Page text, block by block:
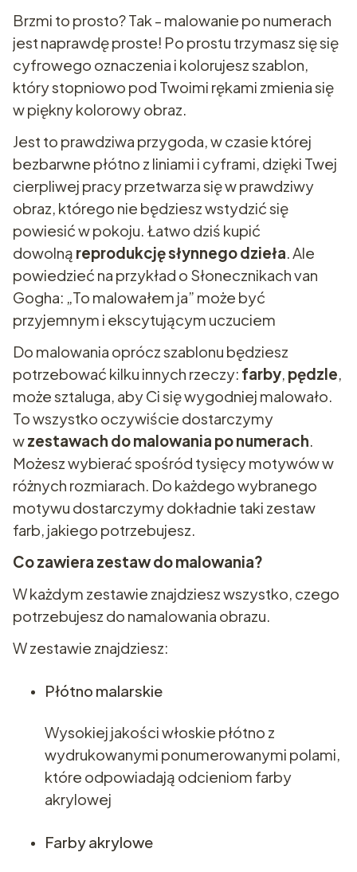
Brzmi to prosto? Tak - malowanie po numerach
jest naprawdę proste! Po prostu trzymasz się się
cyfrowego oznaczenia i kolorujesz szablon,
który stopniowo pod Twoimi rękami zmienia się
w piękny kolorowy obraz.
Jest to prawdziwa przygoda, w czasie której
bezbarwne płótno z liniami i cyframi, dzięki Twej
cierpliwej pracy przetwarza się w prawdziwy
obraz, którego nie będziesz wstydzić się
powiesić w pokoju. Łatwo dziś kupić
dowolną reprodukcję słynnego dzieła. Ale
powiedzieć na przykład o Słonecznikach van
Gogha: „To malowałem ja” może być
przyjemnym i ekscytującym uczuciem
Do malowania oprócz szablonu będziesz
potrzebować kilku innych rzeczy: farby, pędzle,
może sztaluga, aby Ci się wygodniej malowało.
To wszystko oczywiście dostarczymy
wzestawach do malowania po numerach.
Możesz wybierać spośród tysięcy motywów w
różnych rozmiarach. Do każdego wybranego
motywu dostarczymy dokładnie taki zestaw
farb, jakiego potrzebujesz.
Co zawiera zestaw do malowania?
W każdym zestawie znajdziesz wszystko, czego
potrzebujesz do namalowania obrazu.
W zestawie znajdziesz:
Płótno malarskie
Wysokiej jakości włoskie płótno z
wydrukowanymi ponumerowanymi polami,
które odpowiadają odcieniom farby
akrylowej
Farby akrylowe